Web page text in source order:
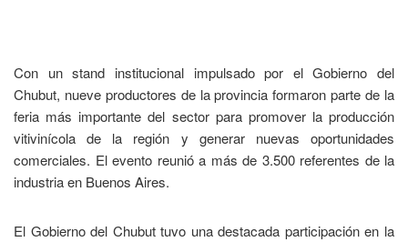
Con un stand institucional impulsado por el Gobierno del
Chubut, nueve productores de la provincia formaron parte de la
feria más importante del sector para promover la producción
vitivinícola de la región y generar nuevas oportunidades
comerciales. El evento reunió a más de 3.500 referentes de la
industria en Buenos Aires.
El Gobierno del Chubut tuvo una destacada participación en la